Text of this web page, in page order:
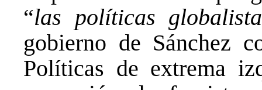
“las políticas
gobierno de Sánchez
Políticas de extrema